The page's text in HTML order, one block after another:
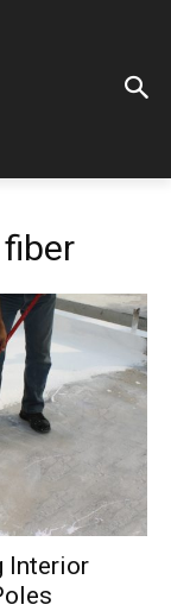
Interior